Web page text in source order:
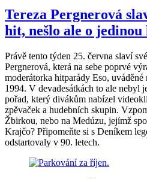
Tereza Pergnerová
hit, nešlo ale o
Právě tento týden 25. června slaví
Pergnerová, která na sebe poprvé
moderátorka hitparády Eso,
1994. V devadesátkách to ale nebyl
pořad, který divákům nabízel
zpěvaček a hudebních skupin.
Žbirkou, nebo na Medúzu, jejímž
Krajčo? Připomeňte si s Deníkem
odstartovaly v 90. letech.